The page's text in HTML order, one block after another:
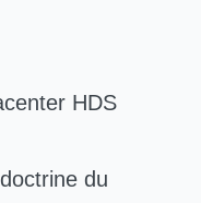
HDS
du